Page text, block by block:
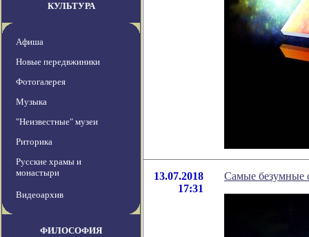
КУЛЬТУРА
Афиша
Новые передвжиники
Фотогалерея
Музыка
"Неизвестные" музеи
Риторика
Русские храмы и
монастыри
Видеоархив
ФИЛОСОФИЯ
13.07.2018
17:31
Самые безумные